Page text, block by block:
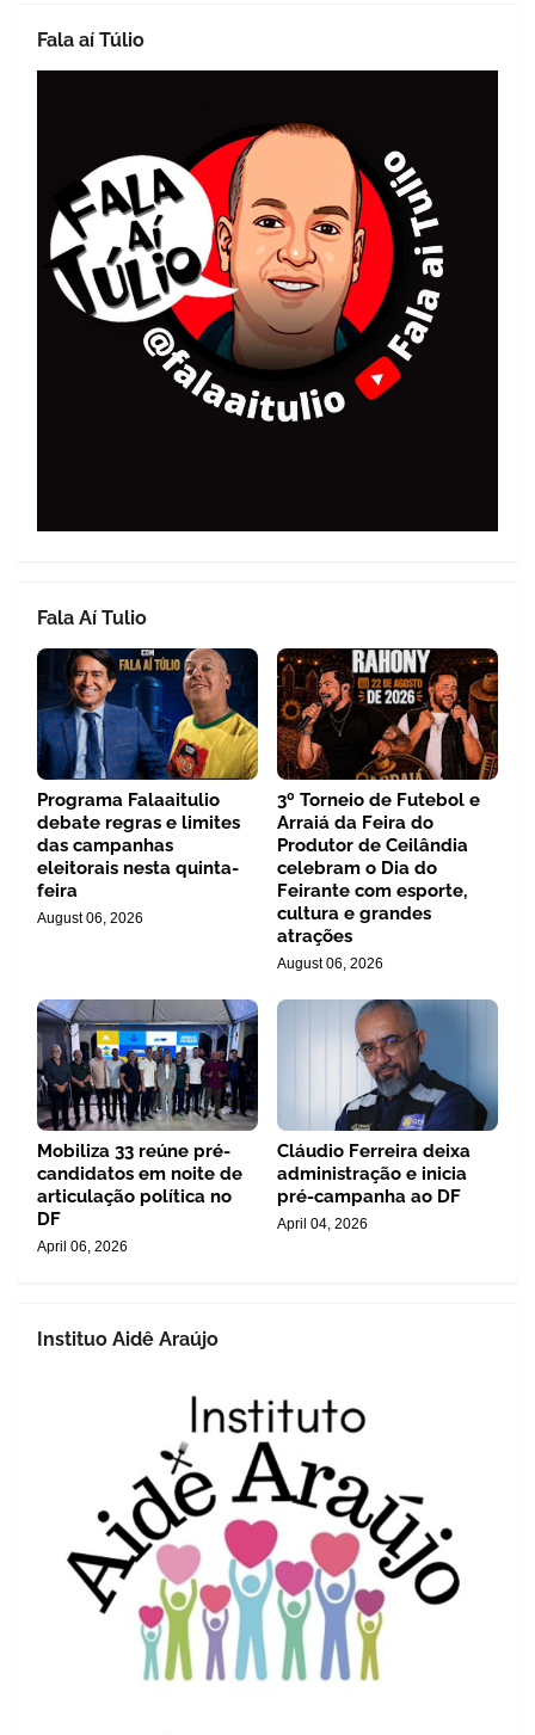
Fala aí Túlio
Fala Aí Tulio
Programa Falaaitulio
debate regras e limites
das campanhas
eleitorais nesta quinta-
feira
August 06, 2026
3º Torneio de Futebol e
Arraiá da Feira do
Produtor de Ceilândia
celebram o Dia do
Feirante com esporte,
cultura e grandes
atrações
August 06, 2026
Mobiliza 33 reúne pré-
candidatos em noite de
articulação política no
DF
April 06, 2026
Cláudio Ferreira deixa
administração e inicia
pré-campanha ao DF
April 04, 2026
Instituo Aidê Araújo